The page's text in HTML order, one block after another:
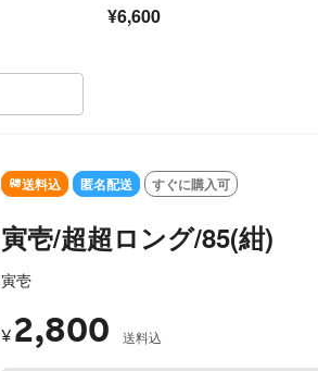
¥6,600
SOLD OUT
送料込 匿名配送 すぐに購入可
寅壱/超超ロング/85(紺)
寅壱
¥ 2,800 送料込